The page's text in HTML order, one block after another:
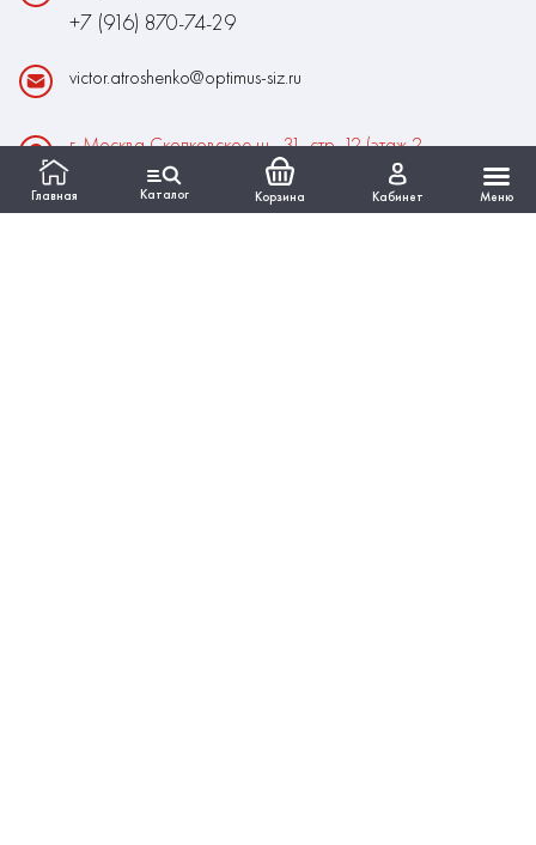
Главная Каталог Корзина Кабинет Меню
+7 (916) 870-74-29
victor.atroshenko@optimus-siz.ru
г. Москва Сколковское ш., 31, стр. 12 (этаж 2,
помещение 22)
Время работы: